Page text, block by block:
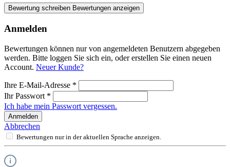
Bewertung schreiben Bewertungen anzeigen
Anmelden
Bewertungen können nur von angemeldeten Benutzern abgegeben
werden. Bitte loggen Sie sich ein, oder erstellen Sie einen neuen
Account. Neuer Kunde?
Ihre E-Mail-Adresse *
Ihr Passwort *
Ich habe mein Passwort vergessen.
Anmelden
Abbrechen
Bewertungen nur in der aktuellen Sprache anzeigen.